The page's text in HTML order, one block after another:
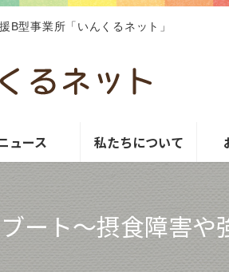
B型事業所「いんくるネット」
ュース 私たちについて
ート～摂食障害